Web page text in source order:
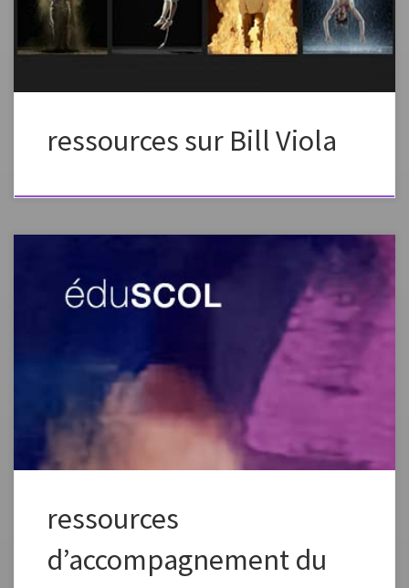
Mickaël Pierson, Jean-Paul Fargier, François Germa Cet ouvrage
propose de :montrer […]
ressources sur Bill Viola
L’inspection générale et la DGESCO ont produit des fiches pour un
accompagnement des programmes. Vous trouverez ci-après la page
Eduscol dédiée aux ressources d’accompagnement des programmes
d’arts plastiques au cycle 4. Plein écranappuyez sur esc pour sortir du
mode plein écran source de l’article:
http://eduscol.education.fr/cid99284/ressources-accompagnement-
arts-plastiques.html
ressources
d’accompagnement du